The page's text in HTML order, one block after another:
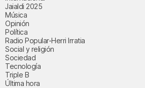
Jaialdi 2025
Música
Opinión
Política
Radio Popular-Herri Irratia
Social y religión
Sociedad
Tecnología
Triple B
Última hora